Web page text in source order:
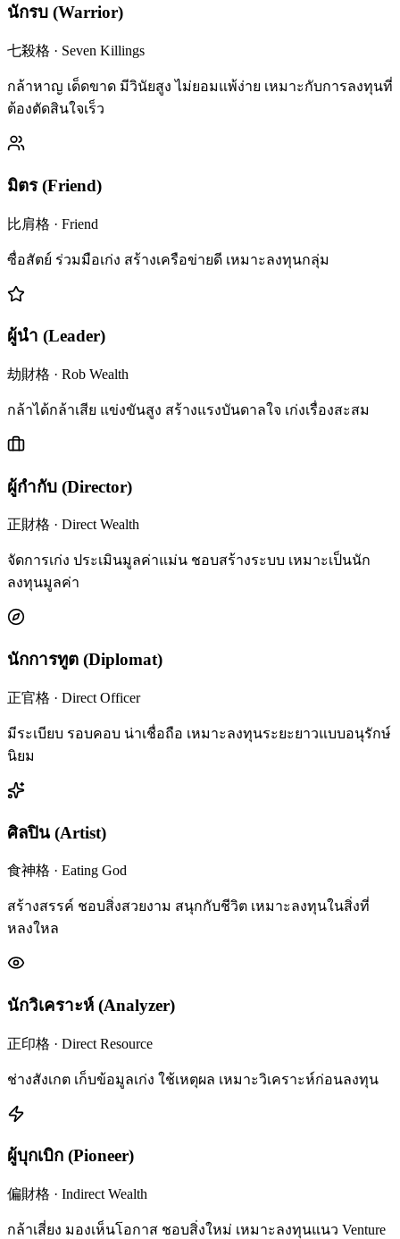
นักรบ (Warrior)
七殺格 · Seven Killings
กล้าหาญ เด็ดขาด มีวินัยสูง ไม่ยอมแพ้ง่าย เหมาะกับการลงทุนที่
ต้องตัดสินใจเร็ว
มิตร(Friend)
比肩格 · Friend
ซื่อสัตย์ ร่วมมือเก่ง สร้างเครือข่ายดี เหมาะลงทุนกลุ่ม
ผู้นำ (Leader)
劫財格 · Rob Wealth
กล้าได้กล้าเสีย แข่งขันสูง สร้างแรงบันดาลใจ เก่งเรื่องสะสม
ผู้กำกับ (Director)
正財格 · Direct Wealth
จัดการเก่ง ประเมินมูลค่าแม่น ชอบสร้างระบบ เหมาะเป็นนัก
ลงทุนมูลค่า
นักการทูต (Diplomat)
正官格 · Direct Officer
มีระเบียบ รอบคอบ น่าเชื่อถือ เหมาะลงทุนระยะยาวแบบอนุรักษ์
นิยม
ศิลปิน (Artist)
食神格 · Eating God
สร้างสรรค์ ชอบสิ่งสวยงาม สนุกกับชีวิต เหมาะลงทุนในสิ่งที่
หลงใหล
นักวิเคราะห์ (Analyzer)
正印格 · Direct Resource
ช่างสังเกต เก็บข้อมูลเก่ง ใช้เหตุผล เหมาะวิเคราะห์ก่อนลงทุน
ผู้บุกเบิก (Pioneer)
偏財格 · Indirect Wealth
กล้าเสี่ยง มองเห็นโอกาส ชอบสิ่งใหม่ เหมาะลงทุนแนว Venture